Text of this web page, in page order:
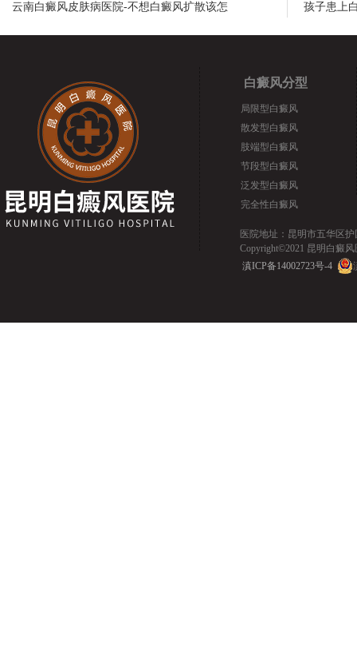
云南白癜风皮肤病医院-不想白癜风扩散该怎
孩子患上
白癜风分型
局限型白癜风
散发型白癜风
肢端型白癜风
节段型白癜风
泛发型白癜风
完全性白癜风
医院地址：昆明市五华区护
Copyright©2021 昆明白癜风
滇ICP备14002723号-4